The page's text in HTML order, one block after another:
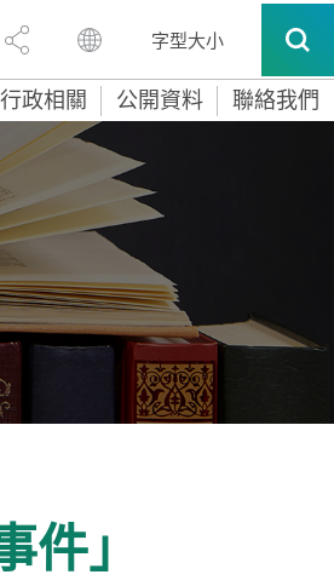
字型大小
政相關 公開資料 聯絡我們
」